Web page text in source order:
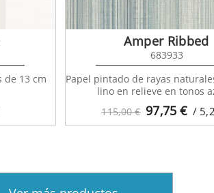
de 13 cm
115,00 € 97,75 € / 5,2
Amper Ribbed
683933
Papel pintado de rayas
lino en relieve en tonos